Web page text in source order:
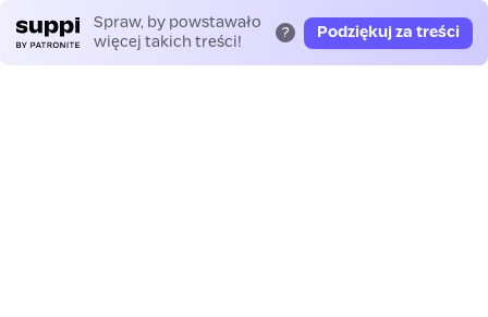
Spraw, by powstawało
więcej takich treści!
? Podziękuj za treści